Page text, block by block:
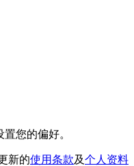
置您的偏好。
新的使用条款及个人资料